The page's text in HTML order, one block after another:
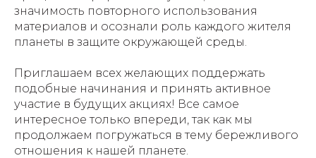
значимость повторного использования
материалов и осознали роль каждого жителя
планеты в защите окружающей среды.
Приглашаем всех желающих поддержать
подобные начинания и принять активное
участие в будущих акциях! Все самое
интересное только впереди, так как мы
продолжаем погружаться в тему бережливого
отношения к нашей планете.